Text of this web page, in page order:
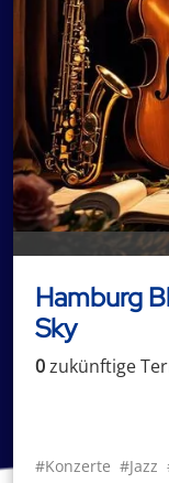
Hamburg
Sky
0zukünftige
#Konzerte #Jazz